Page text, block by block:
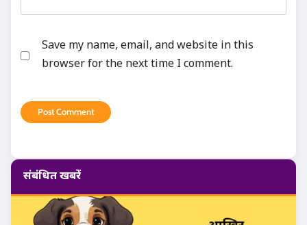
Save my name, email, and website in this
browser for the next time I comment.
संबंधित खबरें